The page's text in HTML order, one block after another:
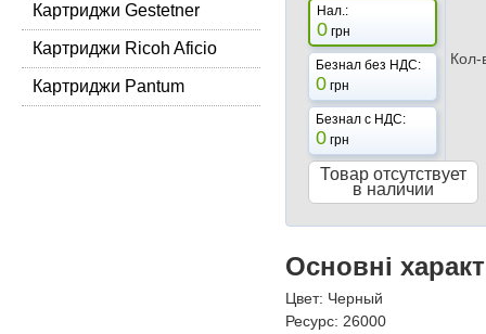
Картриджи Gestetner
Картриджи Ricoh Aficio
Картриджи Pantum
Нал.:
0 грн
Безнал без НДС:
0 грн
Безнал с НДС:
0 грн
Товар отсутствует
в наличии
Основні
Цвет: Черный
Ресурс: 26000